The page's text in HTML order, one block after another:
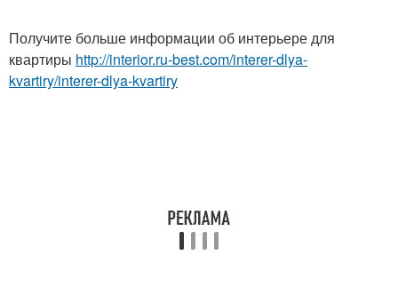
Получите больше информации об интерьере для
квартиры http://interior.ru-best.com/interer-dlya-
kvartiry/interer-dlya-kvartiry